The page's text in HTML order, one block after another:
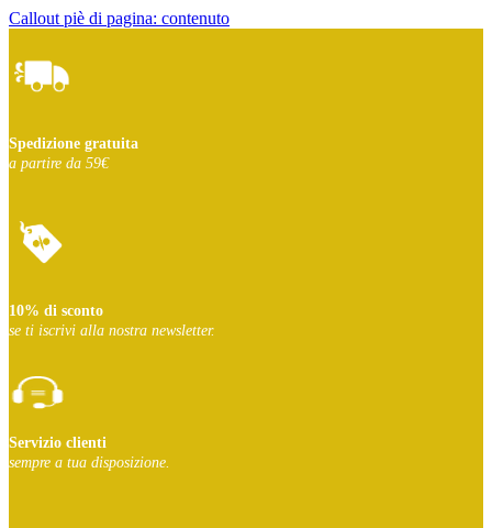
Callout piè di pagina: contenuto
Spedizione gratuita
a partire da 59€
10% di sconto
se ti iscrivi alla nostra newsletter.
Servizio clienti
sempre a tua disposizione.